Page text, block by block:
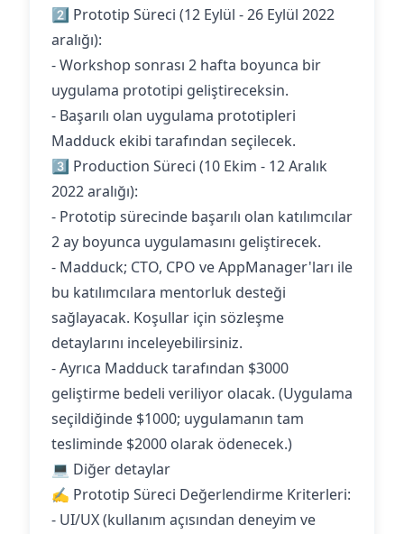
2️⃣ Prototip Süreci (12 Eylül - 26 Eylül 2022
aralığı):
- Workshop sonrası 2 hafta boyunca bir
uygulama prototipi geliştireceksin.
- Başarılı olan uygulama prototipleri
Madduck ekibi tarafından seçilecek.
3️⃣ Production Süreci (10 Ekim - 12 Aralık
2022 aralığı):
- Prototip sürecinde başarılı olan katılımcılar
2 ay boyunca uygulamasını geliştirecek.
- Madduck; CTO, CPO ve AppManager'ları ile
bu katılımcılara mentorluk desteği
sağlayacak. Koşullar için sözleşme
detaylarını inceleyebilirsiniz.
- Ayrıca Madduck tarafından $3000
geliştirme bedeli veriliyor olacak. (Uygulama
seçildiğinde $1000; uygulamanın tam
tesliminde $2000 olarak ödenecek.)
💻 Diğer detaylar
✍️ Prototip Süreci Değerlendirme Kriterleri:
- UI/UX (kullanım açısından deneyim ve